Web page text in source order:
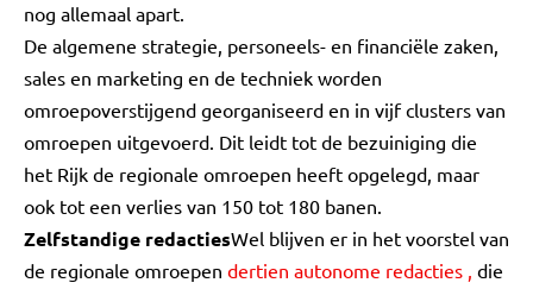
nog allemaal apart.
De algemene strategie, personeels- en financiële zaken,
sales en marketing en de techniek worden
omroepoverstijgend georganiseerd en in vijf clusters van
omroepen uitgevoerd. Dit leidt tot de bezuiniging die
het Rijk de regionale omroepen heeft opgelegd, maar
ook tot een verlies van 150 tot 180 banen.
Zelfstandige redactiesWel blijven er in het voorstel van
de regionale omroepen dertien autonome redacties , die